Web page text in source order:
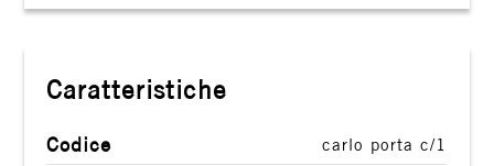
Caratteristiche
Codice carlo porta c/1
3
4